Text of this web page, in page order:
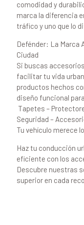
comodidad y
marca la diferencia
tráfico y uno que lo
Defénder: La Marca
Ciudad
Si buscas
facilitar tu vida
productos hechos
diseño funcional
Tapetes –
Seguridad –
Tu vehículo merece
Haz tu conducción
eficiente con los
Descubre nuestras
superior en cada